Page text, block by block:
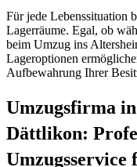
Für jede Lebenssituation
Lagerräume. Egal, ob
beim Umzug ins
Lageroptionen
Aufbewahrung Ihrer
Umzugsfirma
Dättlikon:
Umzugsservice